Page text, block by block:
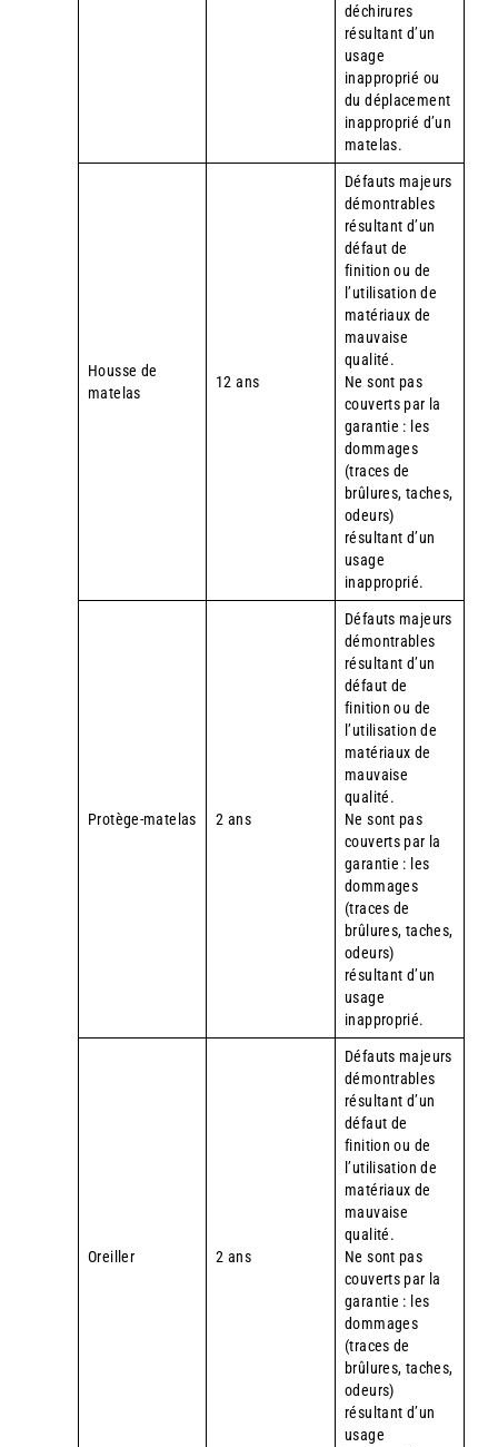
déchirures
résultant d’un
usage
inapproprié ou
du déplacement
inapproprié d’un
matelas.
Housse de
matelas
12 ans
Défauts majeurs
démontrables
résultant d’un
défaut de
finition ou de
l’utilisation de
matériaux de
mauvaise
qualité.
Ne sont pas
couverts par la
garantie : les
dommages
(traces de
brûlures, taches,
odeurs)
résultant d’un
usage
inapproprié.
Protège-matelas 2 ans
Défauts majeurs
démontrables
résultant d’un
défaut de
finition ou de
l’utilisation de
matériaux de
mauvaise
qualité.
Ne sont pas
couverts par la
garantie : les
dommages
(traces de
brûlures, taches,
odeurs)
résultant d’un
usage
inapproprié.
Oreiller 2 ans
Défauts majeurs
démontrables
résultant d’un
défaut de
finition ou de
l’utilisation de
matériaux de
mauvaise
qualité.
Ne sont pas
couverts par la
garantie : les
dommages
(traces de
brûlures, taches,
odeurs)
résultant d’un
usage